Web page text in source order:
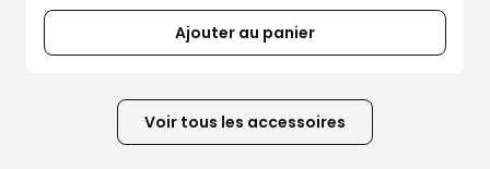
Ajouter au panier
Voir tous les accessoires